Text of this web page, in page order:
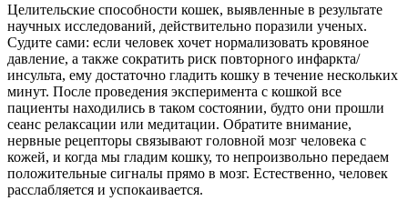
Целительские способности кошек, выявленные в результате
научных исследований, действительно поразили ученых.
Судите сами: если человек хочет нормализовать кровяное
давление, а также сократить риск повторного инфаркта/
инсульта, ему достаточно гладить кошку в течение нескольких
минут. После проведения эксперимента с кошкой все
пациенты находились в таком состоянии, будто они прошли
сеанс релаксации или медитации. Обратите внимание,
нервные рецепторы связывают головной мозг человека с
кожей, и когда мы гладим кошку, то непроизвольно передаем
положительные сигналы прямо в мозг. Естественно, человек
расслабляется и успокаивается.